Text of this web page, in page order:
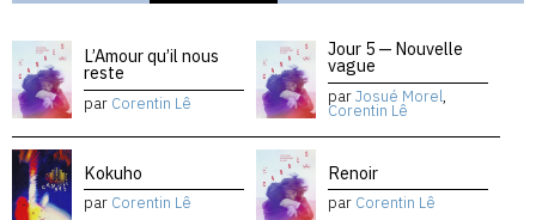
L’Amour qu’il nous
reste
par Corentin Lê
Jour 5 — Nouvelle
vague
parJosué Morel,
Corentin Lê
Kokuho
par Corentin Lê
Renoir
par Corentin Lê